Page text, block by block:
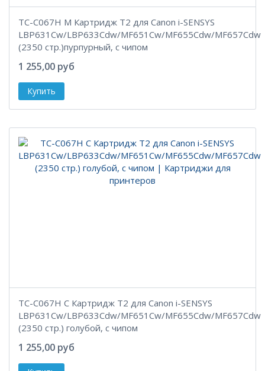
TC-C067H M Картридж T2 для Canon i-SENSYS
LBP631Cw/LBP633Cdw/MF651Cw/MF655Cdw/MF657Cdw
(2350 стр.)пурпурный, с чипом
1 255,00 руб
TC-C067H C Картридж T2 для Canon i-SENSYS
LBP631Cw/LBP633Cdw/MF651Cw/MF655Cdw/MF657Cdw
(2350 стр.) голубой, с чипом
1 255,00 руб